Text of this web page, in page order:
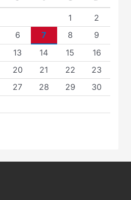
1
2
6 7 8
9
13 14 15
16
20 21 22
23
27 28 29
30